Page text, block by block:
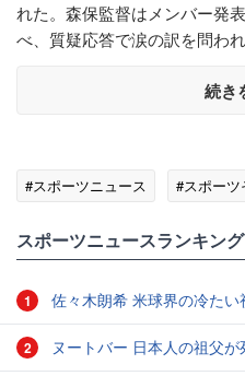
れた。森保監督はメンバー発
べ、質疑応答で涙の訳を問われ
続き
#スポーツニュース #スポー
スポーツニュースランキング
1 佐々木朗希 米球界の冷たい
2 ヌートバー 日本人の祖父が